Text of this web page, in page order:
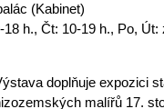
(Kabinet)
18 h., Čt: 10-19 h., Po, Út:
doplňuje expozici
malířů 17.